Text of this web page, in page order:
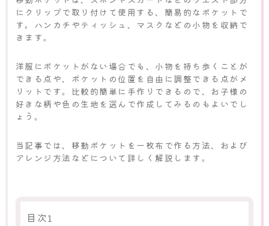
にクリップで取り付けて使用する、簡易的なポケットで
す。ハンカチやティッシュ、マスクなどの小物を収納で
きます。
洋服にポケットがない場合でも、小物を持ち歩くことが
できる点や、ポケットの位置を自由に調整できる点がメ
リットです。比較的簡単に手作りできるので、お子様の
好きな柄や色の生地を選んで作成してみるのもよいでし
ょう。
当記事では、移動ポケットを一枚布で作る方法、および
アレンジ方法などについて詳しく解説します。
目次1